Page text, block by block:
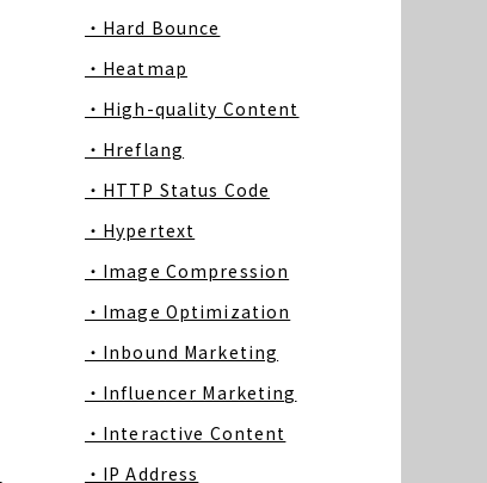
・Hard Bounce
・Heatmap
・High-quality Content
・Hreflang
・HTTP Status Code
・Hypertext
・Image Compression
・Image Optimization
・Inbound Marketing
・Influencer Marketing
・Interactive Content
・IP Address